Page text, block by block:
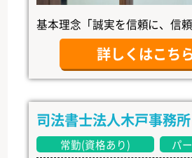
基本理念「誠実を信頼に、信
詳しくはこち
司法書士法人木戸事務所
常勤(資格あり) パ